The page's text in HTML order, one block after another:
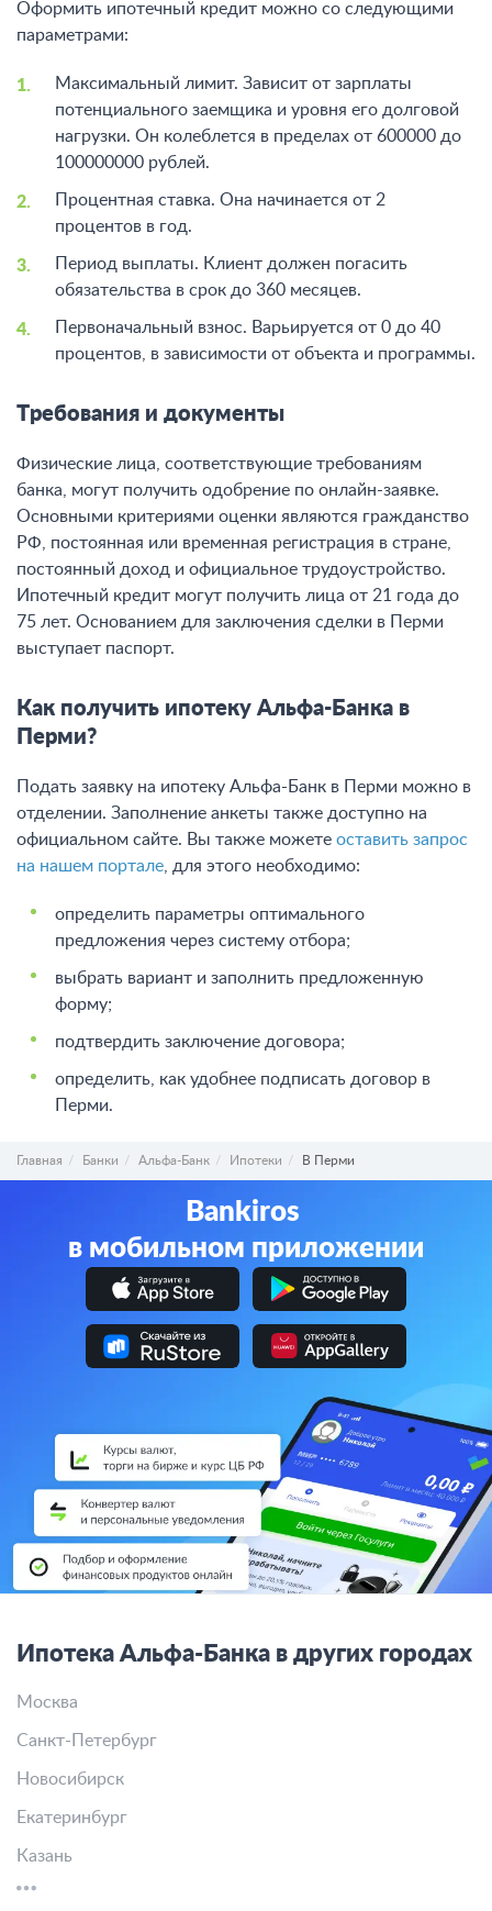
Оформить ипотечный кредит можно со следующими
параметрами:
Максимальный лимит. Зависит от зарплаты
потенциального заемщика и уровня его долговой
нагрузки. Он колеблется в пределах от 600000 до
100000000 рублей.
Процентная ставка. Она начинается от 2
процентов в год.
Период выплаты. Клиент должен погасить
обязательства в срок до 360 месяцев.
Первоначальный взнос. Варьируется от 0 до 40
процентов, в зависимости от объекта и программы.
Требования и документы
Физические лица, соответствующие требованиям
банка, могут получить одобрение по онлайн-заявке.
Основными критериями оценки являются гражданство
РФ, постоянная или временная регистрация в стране,
постоянный доход и официальное трудоустройство.
Ипотечный кредит могут получить лица от 21 года до
75 лет. Основанием для заключения сделки в Перми
выступает паспорт.
Как получить ипотеку Альфа-Банка в
Перми?
Подать заявку на ипотеку Альфа-Банк в Перми можно в
отделении. Заполнение анкеты также доступно на
официальном сайте. Вы также можете оставить запрос
на нашем портале , для этого необходимо:
определить параметры оптимального
предложения через систему отбора;
выбрать вариант и заполнить предложенную
форму;
подтвердить заключение договора;
определить, как удобнее подписать договор в
Перми.
Главная Банки Альфа-Банк Ипотеки В Перми
Bankiros
в мобильном приложении
Ипотека Альфа-Банка в других городах
Москва
Санкт-Петербург
Новосибирск
Екатеринбург
Казань